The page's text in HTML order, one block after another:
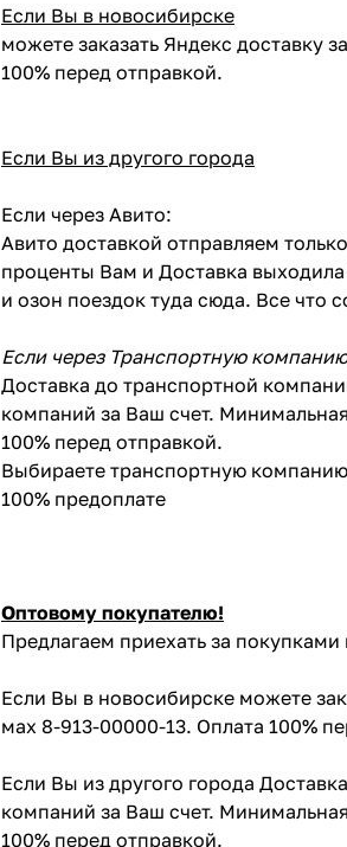
Если Вы в новосибирске
можете заказать Яндекс доставку
100% перед отправкой.
Если Вы из другого города
Если через Авито:
Авито доставкой отправляем
проценты Вам и Доставка
и озон поездок туда сюда. Все
Если через Транспортную
Доставка до транспортной
компаний за Ваш счет.
100% перед отправкой.
Выбираете транспортную
100% предоплате
Оптовому покупателю!
Предлагаем приехать за
Если Вы в новосибирске можете
мах 8-913-00000-13. Оплата 100%
Если Вы из другого города
компаний за Ваш счет.
100% перед отправкой.